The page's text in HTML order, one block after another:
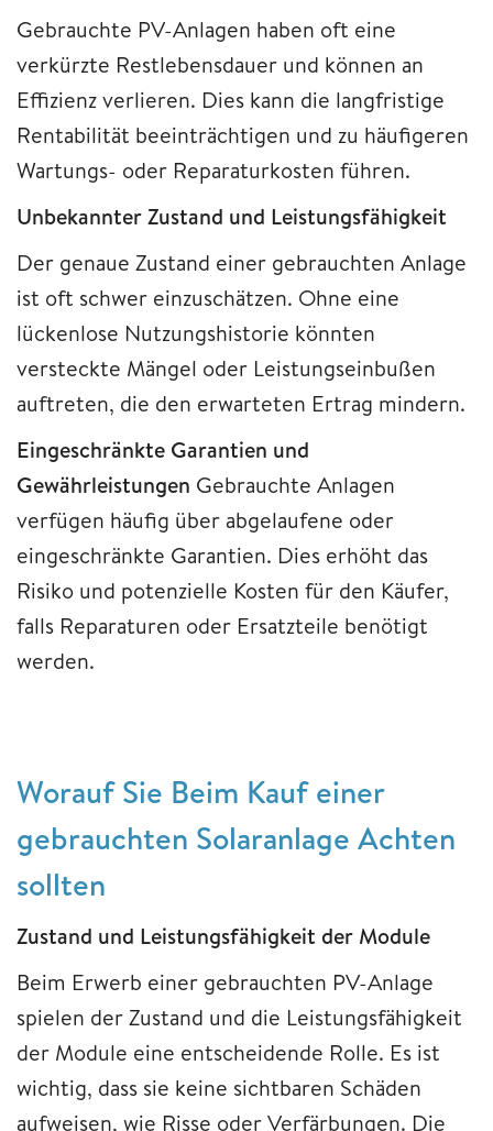
Gebrauchte PV-Anlagen haben oft eine
verkürzte Restlebensdauer und können an
Effizienz verlieren. Dies kann die langfristige
Rentabilität beeinträchtigen und zu häufigeren
Wartungs- oder Reparaturkosten führen.
Unbekannter Zustand und Leistungsfähigkeit
Der genaue Zustand einer gebrauchten Anlage
ist oft schwer einzuschätzen. Ohne eine
lückenlose Nutzungshistorie könnten
versteckte Mängel oder Leistungseinbußen
auftreten, die den erwarteten Ertrag mindern.
Eingeschränkte Garantien und
Gewährleistungen Gebrauchte Anlagen
verfügen häufig über abgelaufene oder
eingeschränkte Garantien. Dies erhöht das
Risiko und potenzielle Kosten für den Käufer,
falls Reparaturen oder Ersatzteile benötigt
werden.
Worauf Sie Beim Kauf einer
gebrauchten Solaranlage Achten
sollten
Zustand und Leistungsfähigkeit der Module
Beim Erwerb einer gebrauchten PV-Anlage
spielen der Zustand und die Leistungsfähigkeit
der Module eine entscheidende Rolle. Es ist
wichtig, dass sie keine sichtbaren Schäden
aufweisen, wie Risse oder Verfärbungen. Die